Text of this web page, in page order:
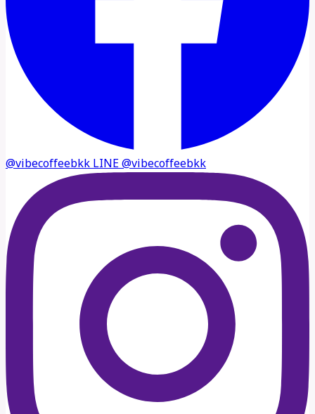
@vibecoffeebkkLINE@vibecoffeebkk